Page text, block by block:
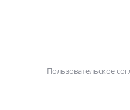
Пользовательское